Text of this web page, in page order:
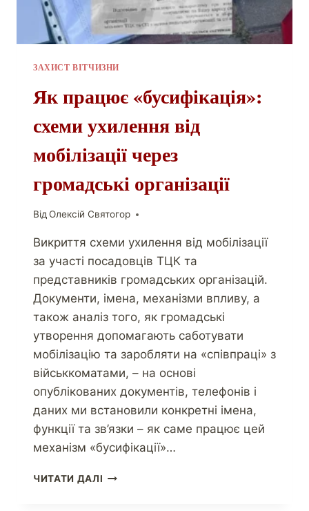
ЗАХИСТ ВІТЧИЗНИ
Як працює «бусифікація»:
схеми ухилення від
мобілізації через
громадські організації
Від Олексій Святогор
Викриття схеми ухилення від мобілізації
за участі посадовців ТЦК та
представників громадських організацій.
Документи, імена, механізми впливу, а
також аналіз того, як громадські
утворення допомагають саботувати
мобілізацію та заробляти на «співпраці» з
військкоматами, – на основі
опублікованих документів, телефонів і
даних ми встановили конкретні імена,
функції та зв’язки – як саме працює цей
механізм «бусифікації»…
ЧИТАТИ ДАЛІ